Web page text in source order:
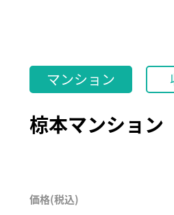
マンション
椋本マンション
価格(税込)